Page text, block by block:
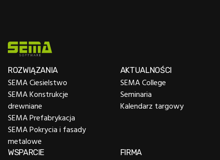
ROZWIĄZANIA
SEMA Ciesielstwo
SEMA Konstrukcje
drewniane
SEMA Prefabrykacja
SEMA Pokrycia i fasady
metalowe
AKTUALNOŚCI
SEMA College
Seminaria
Kalendarz targowy
WSPARCIE FIRMA